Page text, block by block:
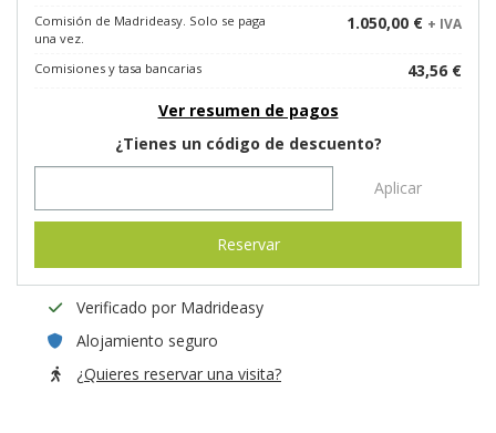
Comisión de Madrideasy. Solo se paga
una vez.
1.050,00 € + IVA
Comisiones y tasa bancarias
43,56 €
Ver resumen de pagos
¿Tienes un código de descuento?
Aplicar
Reservar
Verificado por Madrideasy
Alojamiento seguro
¿Quieres reservar una visita?